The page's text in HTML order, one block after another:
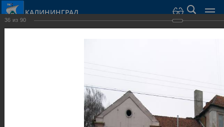
КАЛИНИНГРАД
36 из 90